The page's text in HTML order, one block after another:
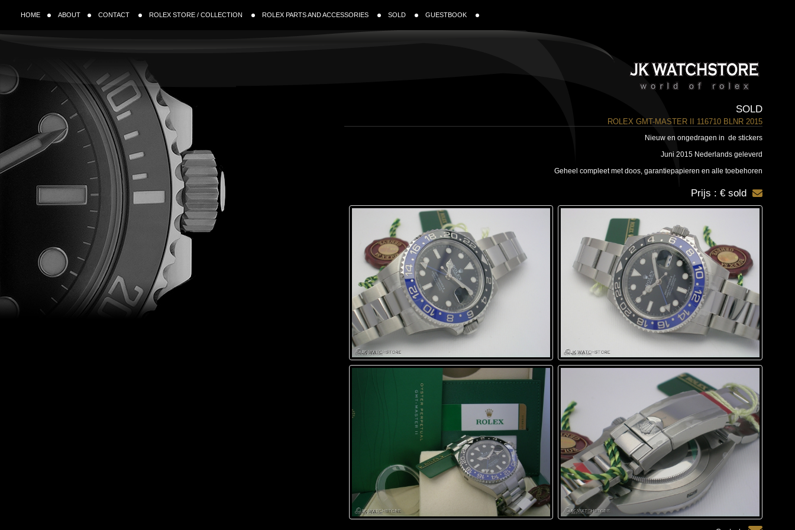
HOME ABOUT CONTACT ROLEX STORE / COLLECTION ROLEX PARTS AND ACCESSORIES SOLD GUESTBOOK
SOLD
ROLEX GMT-MASTER II 116710 BLNR 2015
Nieuw en ongedragen in de stickers
Juni 2015 Nederlands geleverd
Geheel compleet met doos, garantiepapieren en alle toebehoren
Prijs : € sold